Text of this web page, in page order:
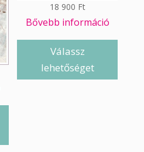
18 900 Ft
Bővebb információ
Válassz
lehetőséget